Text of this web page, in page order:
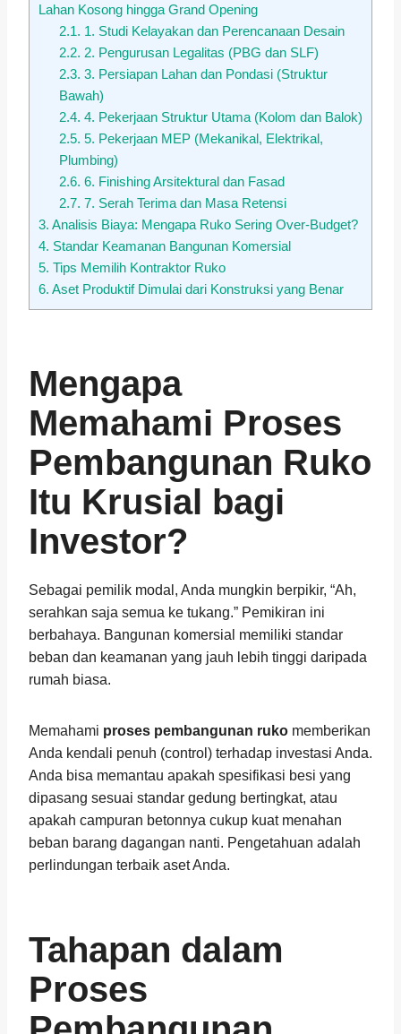
Lahan Kosong hingga Grand Opening
2.1. 1. Studi Kelayakan dan Perencanaan Desain
2.2. 2. Pengurusan Legalitas (PBG dan SLF)
2.3. 3. Persiapan Lahan dan Pondasi (Struktur
Bawah)
2.4. 4. Pekerjaan Struktur Utama (Kolom dan Balok)
2.5. 5. Pekerjaan MEP (Mekanikal, Elektrikal,
Plumbing)
2.6. 6. Finishing Arsitektural dan Fasad
2.7. 7. Serah Terima dan Masa Retensi
3. Analisis Biaya: Mengapa Ruko Sering Over-Budget?
4. Standar Keamanan Bangunan Komersial
5. Tips Memilih Kontraktor Ruko
6. Aset Produktif Dimulai dari Konstruksi yang Benar
Mengapa
Memahami Proses
Pembangunan Ruko
Itu Krusial bagi
Investor?
Sebagai pemilik modal, Anda mungkin berpikir, “Ah,
serahkan saja semua ke tukang.” Pemikiran ini
berbahaya. Bangunan komersial memiliki standar
beban dan keamanan yang jauh lebih tinggi daripada
rumah biasa.
Memahami proses pembangunan ruko memberikan
Anda kendali penuh (control) terhadap investasi Anda.
Anda bisa memantau apakah spesifikasi besi yang
dipasang sesuai standar gedung bertingkat, atau
apakah campuran betonnya cukup kuat menahan
beban barang dagangan nanti. Pengetahuan adalah
perlindungan terbaik aset Anda.
Tahapan dalam
Proses